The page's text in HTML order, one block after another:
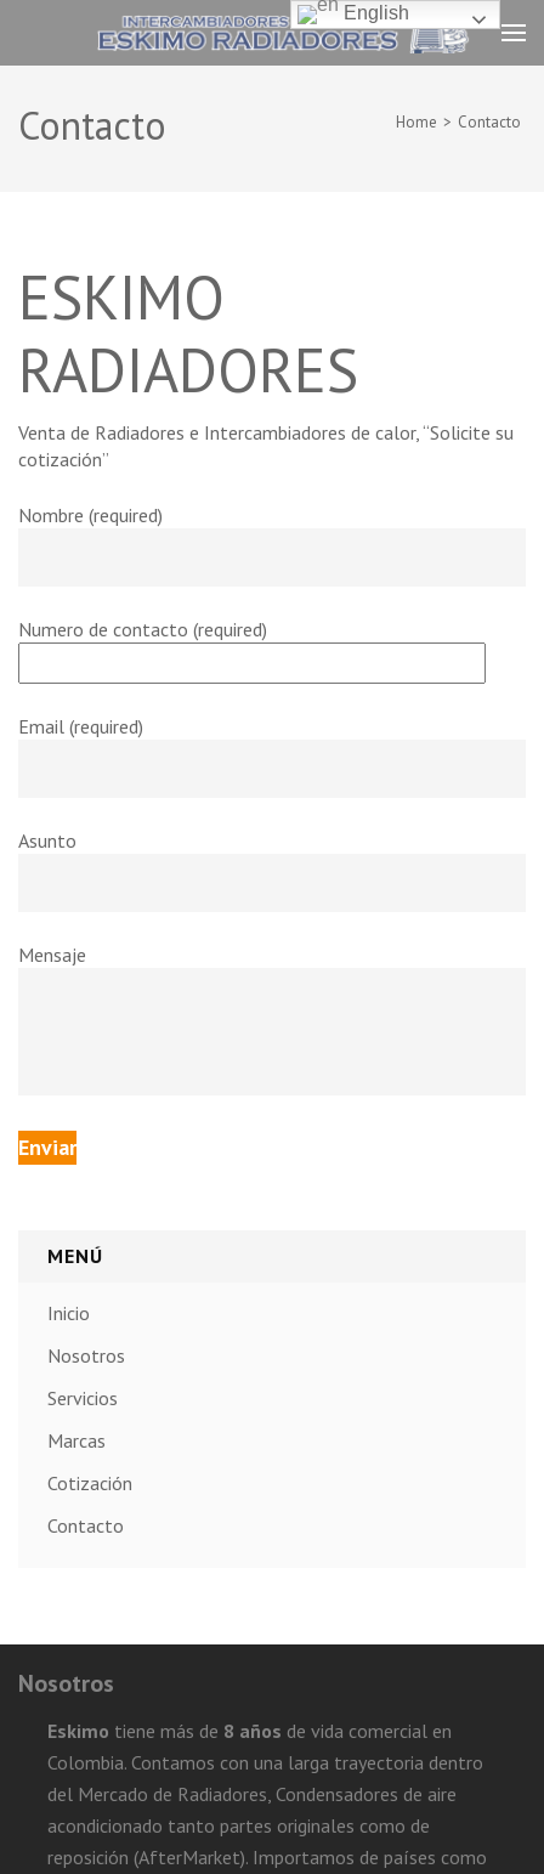
content
Enter)
Eskimo Radiadores
Venta de Radiadores e Intercambiadores de calor
Contacto Home > Contacto
ESKIMO
RADIADORES
Venta de Radiadores e Intercambiadores de calor, “Solicite su
cotización”
Nombre (required)
Numero de contacto (required)
Email (required)
Asunto
Mensaje
MENÚ
Inicio
Nosotros
Servicios
Marcas
Cotización
Contacto
Nosotros
Eskimo tiene más de 8 años de vida comercial en
Colombia. Contamos con una larga trayectoria dentro
del Mercado de Radiadores, Condensadores de aire
acondicionado tanto partes originales como de
reposición (AfterMarket). Importamos de países como
English